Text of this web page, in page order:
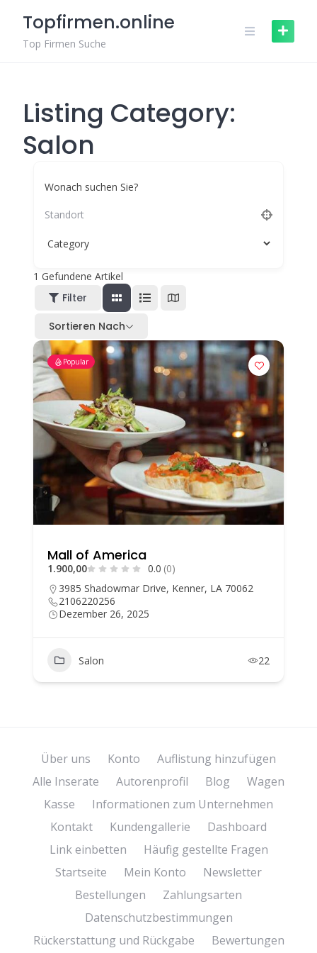
Inhalt
springen
Topfirmen.online
Top Firmen Suche
Listing Category:
Salon
Wonach suchen Sie?
1 Gefundene Artikel
Filter
Sortieren Nach
Popular
Mall of America
1.900,00 0.0 (0)
3985 Shadowmar Drive, Kenner, LA 70062
2106220256
Dezember 26, 2025
Salon 22
Über uns Konto
Auflistung hinzufügen
Alle Inserate
Autorenprofil Blog
Wagen
Kasse
Informationen zum Unternehmen
Kontakt
Kundengallerie
Dashboard
Link einbetten
Häufig gestellte Fragen
Startseite
Mein Konto
Newsletter
Bestellungen
Zahlungsarten
Datenschutzbestimmungen
Rückerstattung und Rückgabe
Bewertungen